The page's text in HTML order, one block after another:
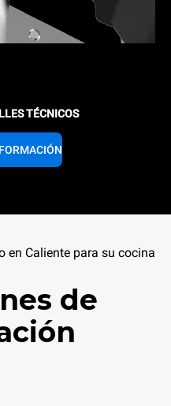
TÉCNICOS
en Caliente para su cocina
de